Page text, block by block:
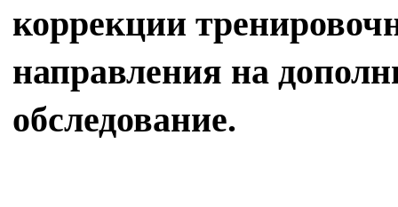
коррекции
направления на
обследование.